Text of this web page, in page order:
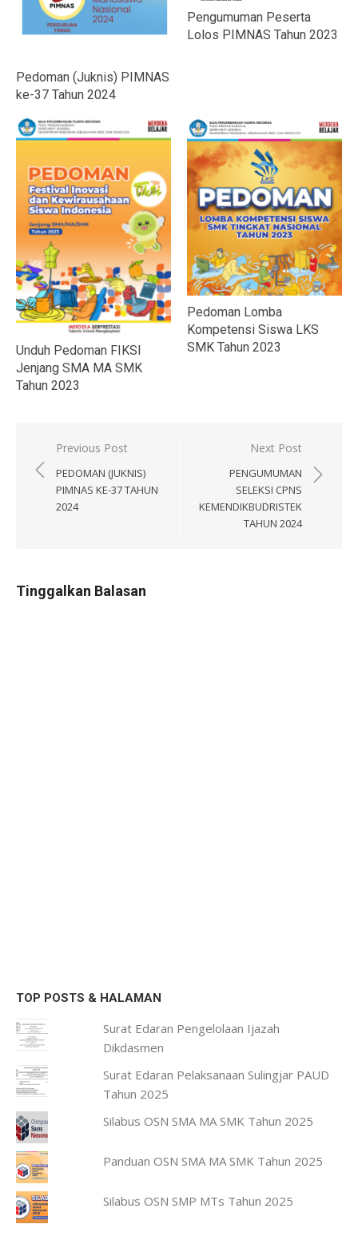
Pedoman (Juknis) PIMNAS
ke-37 Tahun 2024
Pengumuman Peserta
Lolos PIMNAS Tahun 2023
Unduh Pedoman FIKSI
Jenjang SMA MA SMK
Tahun 2023
Pedoman Lomba
Kompetensi Siswa LKS
SMK Tahun 2023
Navigasi
pos
Previous Post
PEDOMAN (JUKNIS)
PIMNAS KE-37 TAHUN
2024
Next Post
PENGUMUMAN
SELEKSI CPNS
KEMENDIKBUDRISTEK
TAHUN 2024
Tinggalkan Balasan
TOP POSTS & HALAMAN
Surat Edaran Pengelolaan Ijazah
Dikdasmen
Surat Edaran Pelaksanaan Sulingjar PAUD
Tahun 2025
Silabus OSN SMA MA SMK Tahun 2025
Panduan OSN SMA MA SMK Tahun 2025
Silabus OSN SMP MTs Tahun 2025